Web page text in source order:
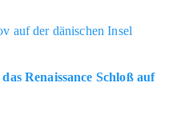
Renaissance Schloß auf